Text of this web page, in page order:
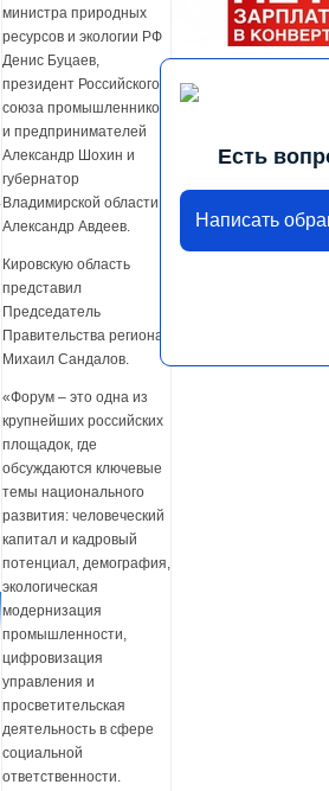
министра природных
ресурсов и экологии РФ
Денис Буцаев,
президент Российского
союза промышленников
и предпринимателей
Александр Шохин и
губернатор
Владимирской области
Александр Авдеев.
Кировскую область
представил
Председатель
Правительства региона
Михаил Сандалов.
«Форум – это одна из
крупнейших российских
площадок, где
обсуждаются ключевые
темы национального
развития: человеческий
капитал и кадровый
потенциал, демография,
экологическая
модернизация
промышленности,
цифровизация
управления и
просветительская
деятельность в сфере
социальной
ответственности.
Есть
Написать